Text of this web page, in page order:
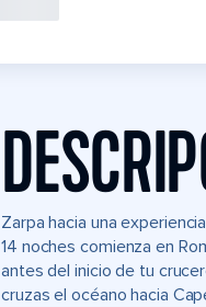
Zarpa hacia una
14 noches comienza en
antes del inicio de tu
cruzas el océano hacia